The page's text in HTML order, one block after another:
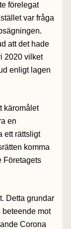
förelegat
var fråga
att det hade
2020 vilket
enligt lagen
käromålet
en
ett rättsligt
komma
Företagets
Detta grundar
mot
Corona